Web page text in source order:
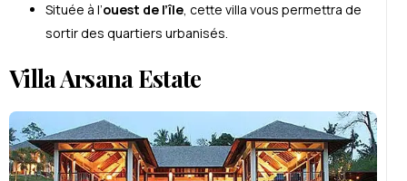
Située à l’ouest de l’île, cette villa vous permettra de
sortir des quartiers urbanisés.
Villa Arsana Estate